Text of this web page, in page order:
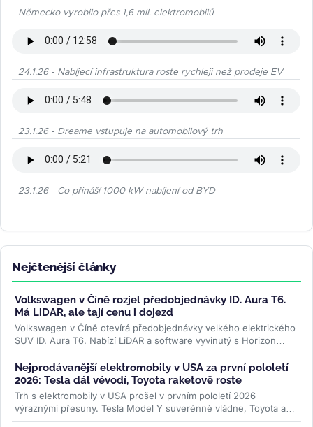
Německo vyrobilo přes 1,6 mil. elektromobilů
24.1.26 - Nabíjecí infrastruktura roste rychleji než prodeje EV
23.1.26 - Dreame vstupuje na automobilový trh
23.1.26 - Co přináší 1000 kW nabíjení od BYD
Nejčtenější články
Volkswagen v Číně rozjel předobjednávky ID. Aura T6.
Má LiDAR, ale tají cenu i dojezd
Volkswagen v Číně otevírá předobjednávky velkého elektrického
SUV ID. Aura T6. Nabízí LiDAR a software vyvinutý s Horizon
Robotics, ale...>>
Nejprodávanější elektromobily v USA za první pololetí
2026: Tesla dál vévodí, Toyota raketově roste
Trh s elektromobily v USA prošel v prvním pololetí 2026
výraznými přesuny. Tesla Model Y suverénně vládne, Toyota a
Lexus raketově rostou,...>>